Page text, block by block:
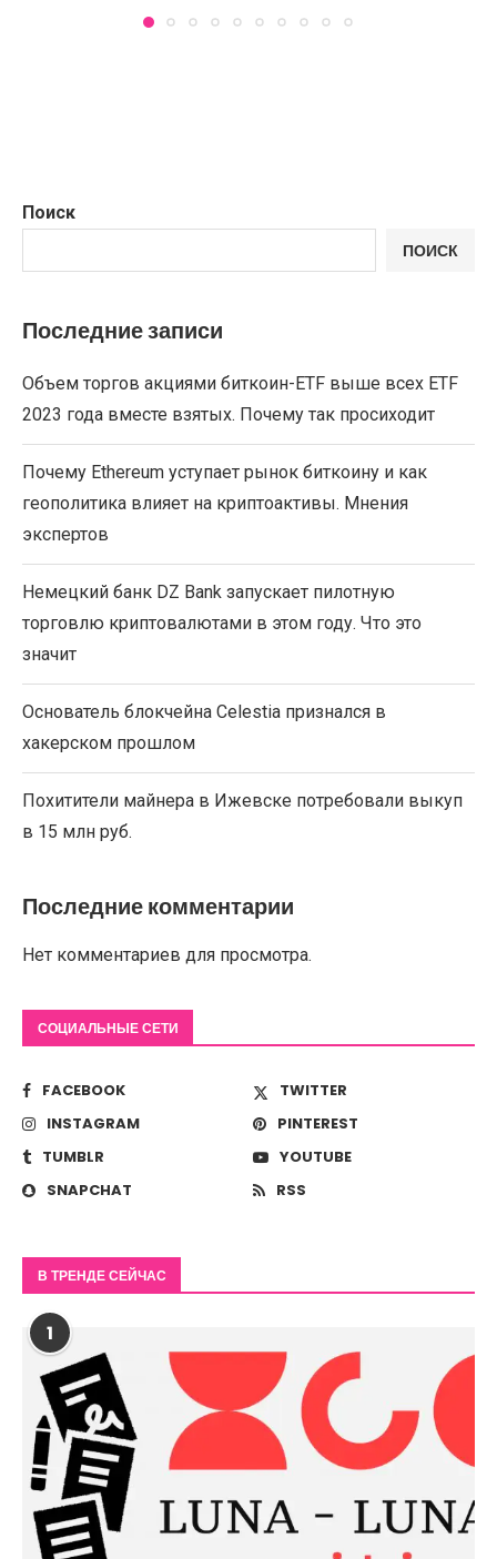
Поиск
ПОИСК
Последние записи
Объем торгов акциями биткоин-ETF выше всех ETF
2023 года вместе взятых. Почему так просиходит
Почему Ethereum уступает рынок биткоину и как
геополитика влияет на криптоактивы. Мнения
экспертов
Немецкий банк DZ Bank запускает пилотную
торговлю криптовалютами в этом году. Что это
значит
Основатель блокчейна Celestia признался в
хакерском прошлом
Похитители майнера в Ижевске потребовали выкуп
в 15 млн руб.
Последние комментарии
Нет комментариев для просмотра.
СОЦИАЛЬНЫЕ СЕТИ
FACEBOOK
TWITTER
INSTAGRAM
PINTEREST
TUMBLR
YOUTUBE
SNAPCHAT
RSS
В ТРЕНДЕ СЕЙЧАС
1